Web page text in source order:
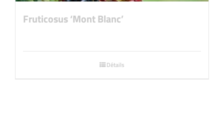
Fruticosus ‘Mont Blanc’
Détails